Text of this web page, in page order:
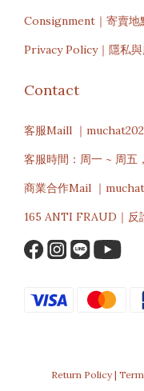
Consignment｜寄賣地
Privacy Policy｜隱私與
Contact
客服Maill ｜
客服時間：周一 ~ 周五
商業合作Mail ｜
165 ANTI FRAUD｜反
Return Policy |